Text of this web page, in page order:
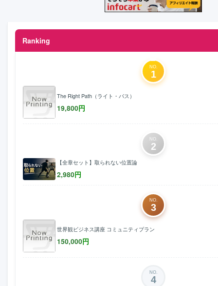
Ranking
NO.
1
The Right Path（ライト・パス）
19,800円
NO.
2
【全章セット】取られない位置論
2,980円
NO.
3
世界観ビジネス講座 コミュニティプラン
150,000円
NO.
4